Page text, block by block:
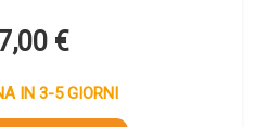
€
IN 3-5 GIORNI